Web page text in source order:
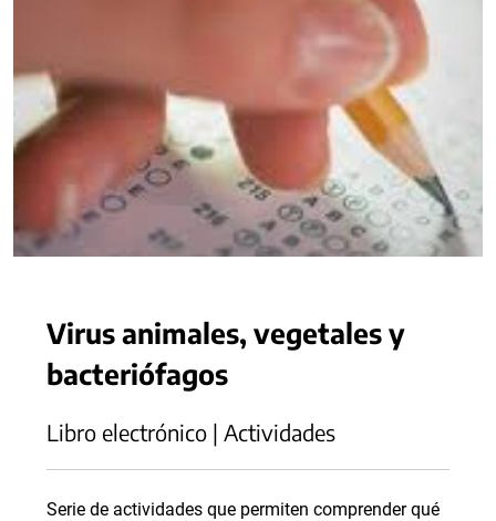
Virus animales, vegetales y
bacteriófagos
Libro electrónico | Actividades
Serie de actividades que permiten comprender qué